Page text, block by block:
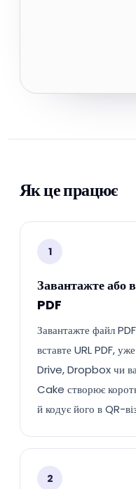
Як це працює
1
Завантажте або
PDF
Завантажте файл
вставте URL PDF,
Drive, Dropbox чи
Cake створює
й кодує його в QR-
2